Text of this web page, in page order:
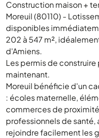
Construction maison +
Moreuil (80110) -
disponibles
202 à 547 m²,
d'Amiens.
Les permis de
maintenant.
Moreuil bénéficie d'un
: écoles maternelle,
commerces de
professionnels de santé,
rejoindre facilement les